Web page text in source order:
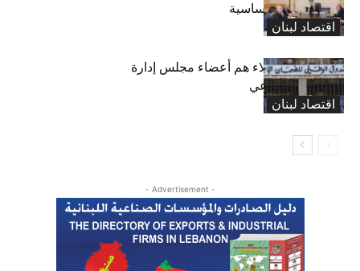
اقتصاد لبنان
واستثناء لمواد أساسية
اقتصاد لبنان
بعد 19 عاماً: هؤلاء هم أعضاء مجلس إدارة
الضمان الاجتماعي
- Advertisement -